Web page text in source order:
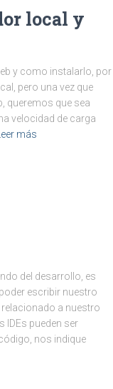
local y
y como instalarlo, por
pero una vez que
queremos que sea
velocidad de carga
Leer más
del desarrollo, es
escribir nuestro
a nuestro
IDEs pueden ser
nos indique